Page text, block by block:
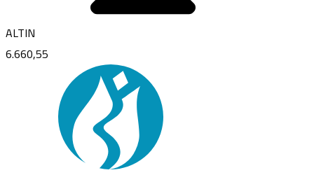
ALTIN
6.660,55